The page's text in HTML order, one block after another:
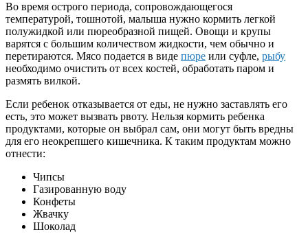
Во время острого периода, сопровождающегося
температурой, тошнотой, малыша нужно кормить легкой
полужидкой или пюреобразной пищей. Овощи и крупы
варятся с большим количеством жидкости, чем обычно и
перетираются. Мясо подается в виде пюре или суфле, рыбу
необходимо очистить от всех костей, обработать паром и
размять вилкой.
Если ребенок отказывается от еды, не нужно заставлять его
есть, это может вызвать рвоту. Нельзя кормить ребенка
продуктами, которые он выбрал сам, они могут быть вредны
для его неокрепшего кишечника. К таким продуктам можно
отнести:
Чипсы
Газированную воду
Конфеты
Жвачку
Шоколад